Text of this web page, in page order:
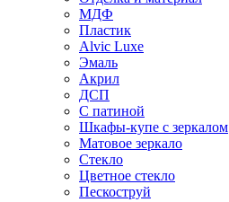
МДФ
Пластик
Alvic Luxe
Эмаль
Акрил
ДСП
С патиной
Шкафы-купе с зеркалом
Матовое зеркало
Стекло
Цветное стекло
Пескоструй